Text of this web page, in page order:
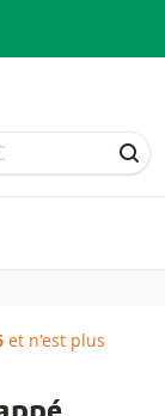
et n'est plus